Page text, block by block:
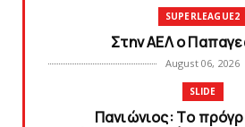
SUPERLEAGUE2
Στην AEΛ ο
August 06, 2026
SLIDE
Πανιώνιoς: Tο